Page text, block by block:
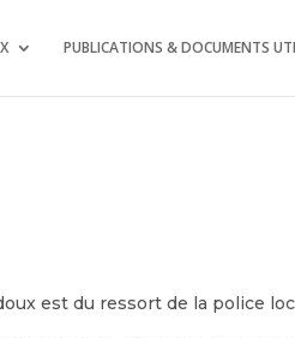
PUBLICATIONS & DOCUMENTS
est du ressort de la police